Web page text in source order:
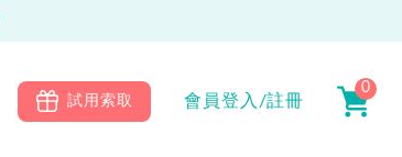
試用索取 會員登入/註冊
0